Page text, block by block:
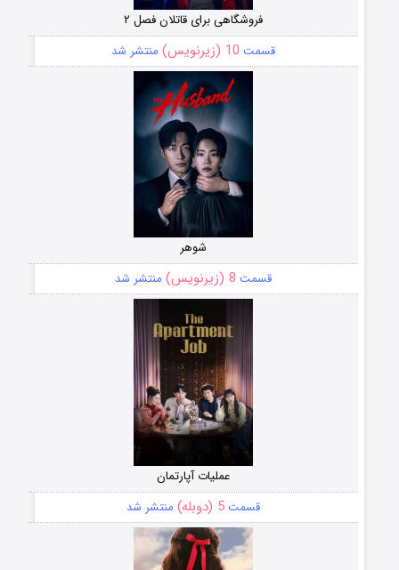
فروشگاهی برای قاتلان فصل ۲
قسمت 10 (زیرنویس) منتشر شد
شوهر
قسمت 8 (زیرنویس) منتشر شد
عملیات آپارتمان
قسمت5 (دوبله) منتشر شد